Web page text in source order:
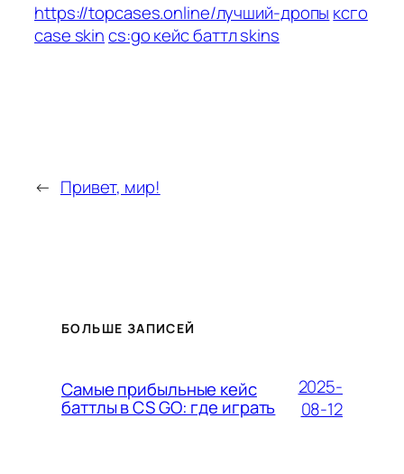
https://topcases.online/лучший-дропы ксго
case skincs:go кейс баттл skins
← Привет, мир!
БОЛЬШЕ ЗАПИСЕЙ
Самые прибыльные кейс
баттлы в CS GO: где играть
2025-
08-12